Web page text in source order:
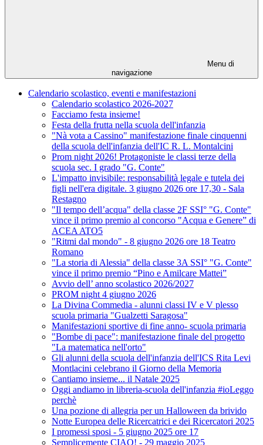
Menu di
navigazione
Calendario scolastico, eventi e manifestazioni
Calendario scolastico 2026-2027
Facciamo festa insieme!
Festa della frutta nella scuola dell'infanzia
"Nà vota a Cassino" manifestazione finale cinquenni
della scuola dell'infanzia dell'IC R. L. Montalcini
Prom night 2026! Protagoniste le classi terze della
scuola sec. I grado "G. Conte"
L'impatto invisibile: responsabilità legale e tutela dei
figli nell'era digitale. 3 giugno 2026 ore 17,30 - Sala
Restagno
"Il tempo dell’acqua" della classe 2F SSI° "G. Conte"
vince il primo premio al concorso "Acqua e Genere” di
ACEA ATO5
"Ritmi dal mondo" - 8 giugno 2026 ore 18 Teatro
Romano
"La storia di Alessia" della classe 3A SSI° "G. Conte"
vince il primo premio “Pino e Amilcare Mattei”
Avvio dell’ anno scolastico 2026/2027
PROM night 4 giugno 2026
La Divina Commedia - alunni classi IV e V plesso
scuola primaria "Gualzetti Saragosa"
Manifestazioni sportive di fine anno- scuola primaria
"Bombe di pace": manifestazione finale del progetto
"La matematica nell'orto"
Gli alunni della scuola dell'infanzia dell'ICS Rita Levi
Montlacini celebrano il Giorno della Memoria
Cantiamo insieme... il Natale 2025
Oggi andiamo in libreria-scuola dell'infanzia #ioLeggo
perchè
Una pozione di allegria per un Halloween da brivido
Notte Europea delle Ricercatrici e dei Ricercatori 2025
I promessi sposi - 5 giugno 2025 ore 17
Semplicemente CIAO! - 29 maggio 2025